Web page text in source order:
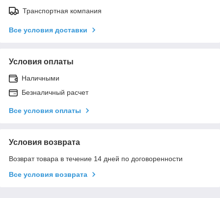
Транспортная компания
Все условия доставки
Условия оплаты
Наличными
Безналичный расчет
Все условия оплаты
Условия возврата
Возврат товара в течение 14 дней по договоренности
Все условия возврата